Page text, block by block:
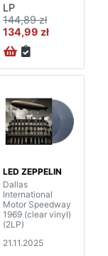
LP
144,89 zł
134,99 zł
LED ZEPPELIN
Dallas
International
Motor Speedway
1969 (clear vinyl)
(2LP)
21.11.2025